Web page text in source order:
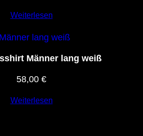
Weiterlesen
Männer lang weiß
58,00 €
Weiterlesen